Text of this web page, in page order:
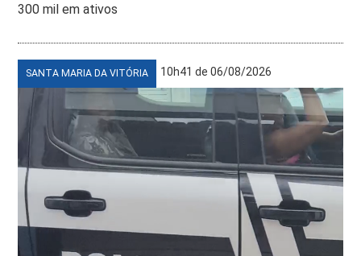
300 mil em ativos
SANTA MARIA DA VITÓRIA 10h41 de 06/08/2026